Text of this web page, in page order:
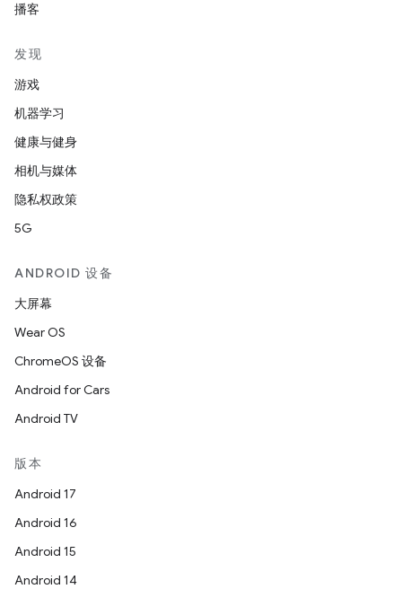
播客
发现
游戏
机器学习
健康与健身
相机与媒体
隐私权政策
5G
ANDROID 设备
大屏幕
Wear OS
ChromeOS 设备
Android for Cars
Android TV
版本
Android 17
Android 16
Android 15
Android 14